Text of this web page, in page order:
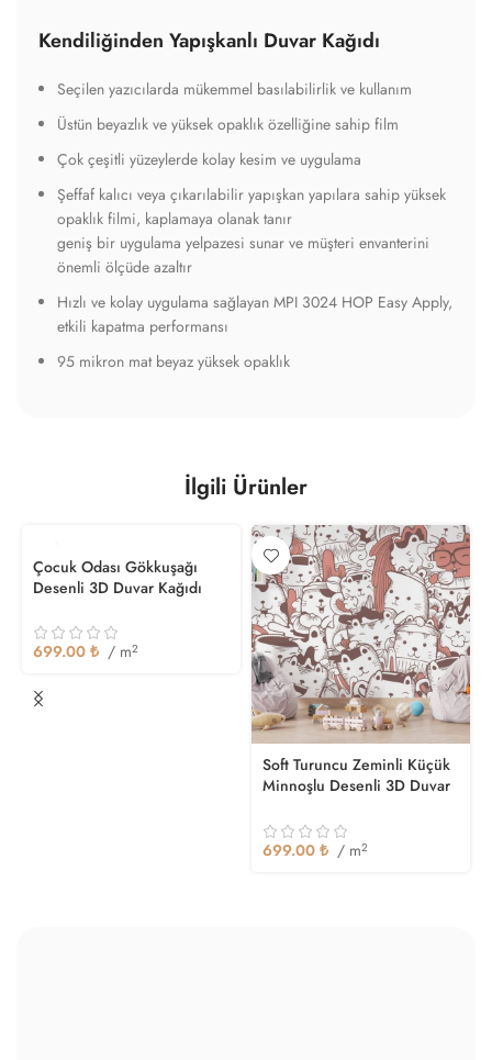
Kendiliğinden Yapışkanlı Duvar Kağıdı
Seçilen yazıcılarda mükemmel basılabilirlik ve kullanım
Üstün beyazlık ve yüksek opaklık özelliğine sahip film
Çok çeşitli yüzeylerde kolay kesim ve uygulama
Şeffaf kalıcı veya çıkarılabilir yapışkan yapılara sahip yüksek
opaklık filmi, kaplamaya olanak tanır
geniş bir uygulama yelpazesi sunar ve müşteri envanterini
önemli ölçüde azaltır
Hızlı ve kolay uygulama sağlayan MPI 3024 HOP Easy Apply,
etkili kapatma performansı
95 mikron mat beyaz yüksek opaklık
İlgili Ürünler
Çocuk Odası Gökkuşağı
Desenli 3D Duvar Kağıdı
699.00 ₺ / m2
Soft Turuncu Zeminli Küçük
Minnoşlu Desenli 3D Duvar
699.00 ₺ / m2